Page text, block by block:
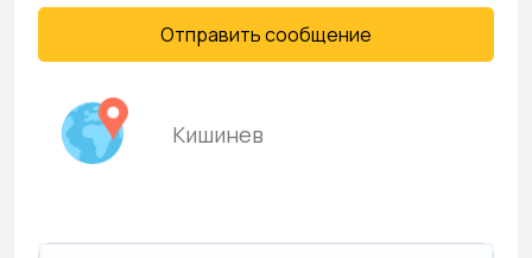
Отправить сообщение
Кишинев